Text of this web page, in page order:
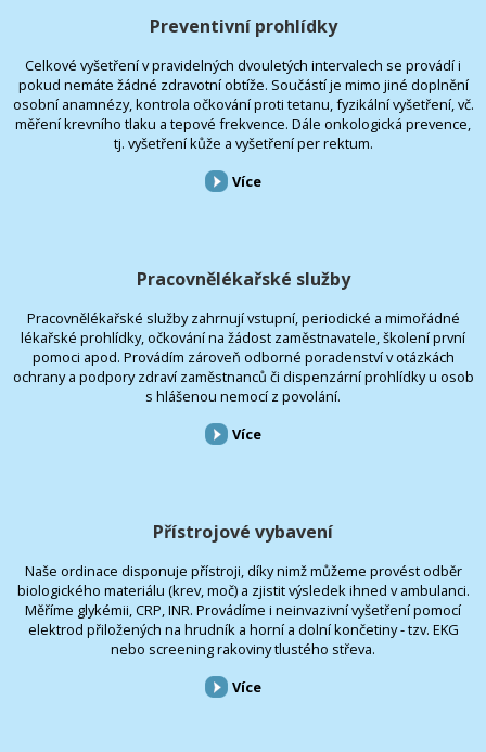
Preventivní prohlídky
Celkové vyšetření v pravidelných dvouletých intervalech se provádí i
pokud nemáte žádné zdravotní obtíže. Součástí je mimo jiné doplnění
osobní anamnézy, kontrola očkování proti tetanu, fyzikální vyšetření, vč.
měření krevního tlaku a tepové frekvence. Dále onkologická prevence,
tj. vyšetření kůže a vyšetření per rektum.
Více
Pracovnělékařské služby
Pracovnělékařské služby zahrnují vstupní, periodické a mimořádné
lékařské prohlídky, očkování na žádost zaměstnavatele, školení první
pomoci apod. Provádím zároveň odborné poradenství v otázkách
ochrany a podpory zdraví zaměstnanců či dispenzární prohlídky u osob
s hlášenou nemocí z povolání.
Více
Přístrojové vybavení
Naše ordinace disponuje přístroji, díky nimž můžeme provést odběr
biologického materiálu (krev, moč) a zjistit výsledek ihned v ambulanci.
Měříme glykémii, CRP, INR. Provádíme i neinvazivní vyšetření pomocí
elektrod přiložených na hrudník a horní a dolní končetiny - tzv. EKG
nebo screening rakoviny tlustého střeva.
Více